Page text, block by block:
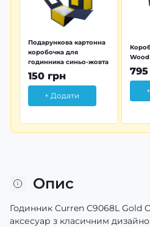
Подарункова картонна
коробочка для
годинника синьо-жовта
150 грн
+ Додати
Опис
Годинник Curren C9068L Gold
аксесуар з класичним